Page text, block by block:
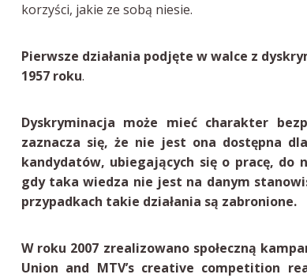
korzyści, jakie ze sobą niesie.
Pierwsze działania podjęte w walce z
1957 roku.
Dyskryminacja może mieć charakter
zaznacza się, że nie jest ona dostępna
kandydatów, ubiegających się o pracę, do
gdy taka wiedza nie jest na danym
przypadkach takie działania są zabronione.
W roku 2007 zrealizowano społeczną
Union and MTV’s creative competition